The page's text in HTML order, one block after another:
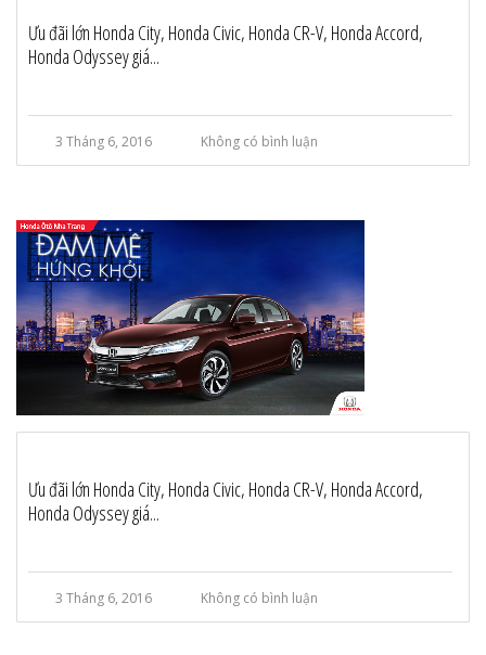
Ưu đãi lớn Honda City, Honda Civic, Honda CR-V, Honda Accord,
Honda Odyssey giá...
3 Tháng 6, 2016 Không có bình luận
Ưu đãi lớn Honda City, Honda Civic, Honda CR-V, Honda Accord,
Honda Odyssey giá...
3 Tháng 6, 2016 Không có bình luận